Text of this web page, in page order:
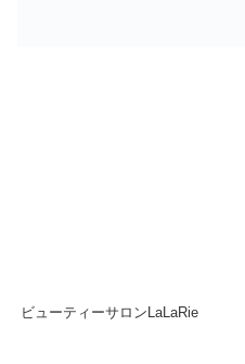
ビューティーサロンLaLaRie